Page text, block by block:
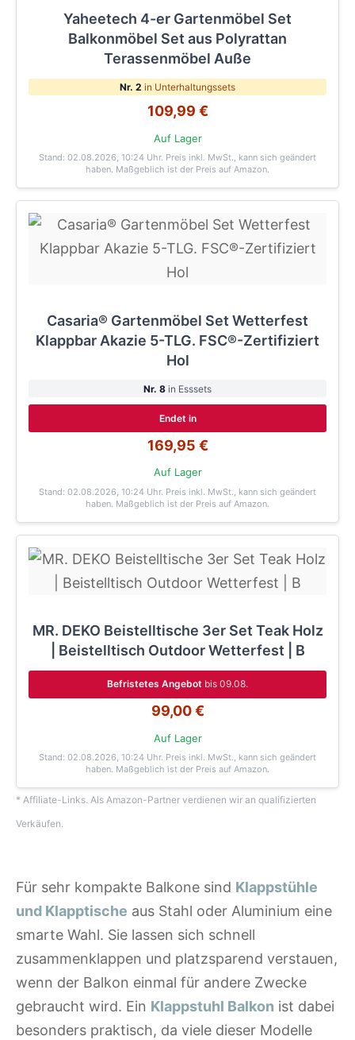
Yaheetech 4-er Gartenmöbel Set
Balkonmöbel Set aus Polyrattan
Terassenmöbel Auße
Nr. 2 in Unterhaltungssets
109,99 €
Auf Lager
Stand: 02.08.2026, 10:24 Uhr. Preis inkl. MwSt., kann sich geändert
haben. Maßgeblich ist der Preis auf Amazon.
Casaria® Gartenmöbel Set Wetterfest
Klappbar Akazie 5-TLG. FSC®-Zertifiziert
Hol
Nr. 8 in Esssets
Endet in
169,95 €
Auf Lager
Stand: 02.08.2026, 10:24 Uhr. Preis inkl. MwSt., kann sich geändert
haben. Maßgeblich ist der Preis auf Amazon.
MR. DEKO Beistelltische 3er Set Teak Holz
| Beistelltisch Outdoor Wetterfest | B
Befristetes Angebot bis 09.08.
99,00 €
Auf Lager
Stand: 02.08.2026, 10:24 Uhr. Preis inkl. MwSt., kann sich geändert
haben. Maßgeblich ist der Preis auf Amazon.
* Affiliate-Links. Als Amazon-Partner verdienen wir an qualifizierten
Verkäufen.
Für sehr kompakte Balkone sind Klappstühle
und Klapptische aus Stahl oder Aluminium eine
smarte Wahl. Sie lassen sich schnell
zusammenklappen und platzsparend verstauen,
wenn der Balkon einmal für andere Zwecke
gebraucht wird. Ein Klappstuhl Balkon ist dabei
besonders praktisch, da viele dieser Modelle